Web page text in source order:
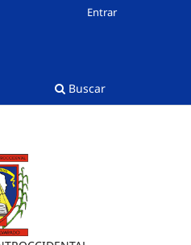
Buscar
Entrar